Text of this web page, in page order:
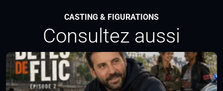
CASTING & FIGURATIONS
Consultez aussi